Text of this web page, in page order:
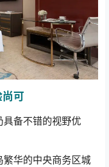
可
具备不错的视野优
繁华的中央商务区城